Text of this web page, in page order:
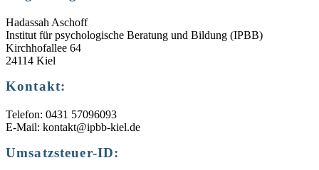
Hadassah Aschoff
Institut für psychologische Beratung und Bildung (IPBB)
Kirchhofallee 64
24114 Kiel
Kontakt:
Telefon: 0431 57096093
E-Mail: kontakt@ipbb-kiel.de
Umsatzsteuer-ID: